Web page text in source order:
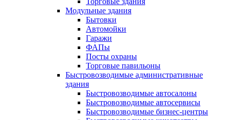
Модульные здания
Бытовки
Автомойки
Гаражи
ФАПы
Посты охраны
Торговые павильоны
Быстровозводимые административные
здания
Быстровозводимые автосалоны
Быстровозводимые автосервисы
Быстровозводимые бизнес-центры